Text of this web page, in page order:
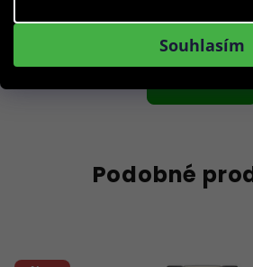
Souhlasím
Podobné